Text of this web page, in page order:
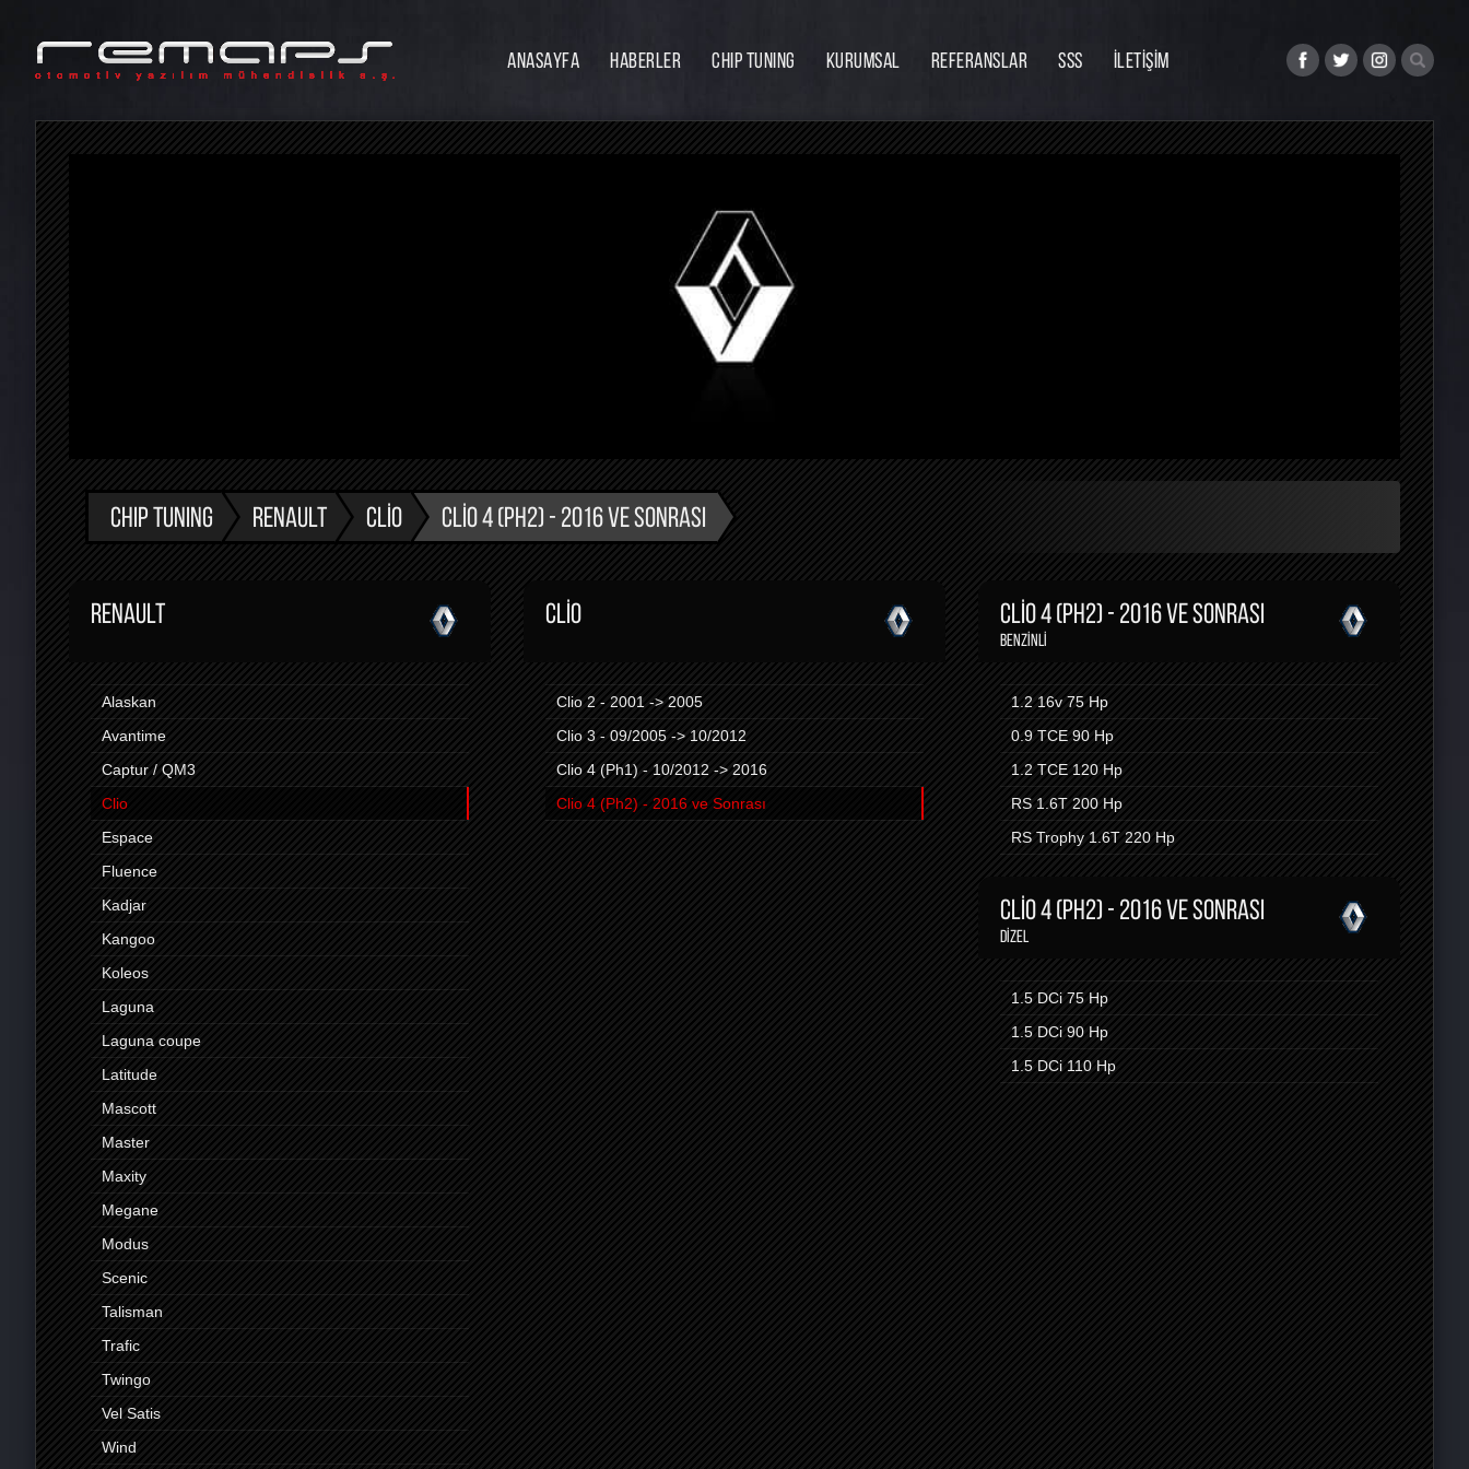
ANASAYFA HABERLER CHIP TUNING KURUMSAL REFERANSLAR SSS İLETİŞİM
CHIP TUNING RENAULT CLIO CLIO 4 (PH2) - 2016 VE SONRASI
RENAULT
Alaskan
Avantime
Captur / QM3
Clio
Espace
Fluence
Kadjar
Kangoo
Koleos
Laguna
Laguna coupe
Latitude
Mascott
Master
Maxity
Megane
Modus
Scenic
Talisman
Trafic
Twingo
Vel Satis
Wind
CLIO
Clio 2 - 2001 -> 2005
Clio 3 - 09/2005 -> 10/2012
Clio 4 (Ph1) - 10/2012 -> 2016
Clio 4 (Ph2) - 2016 ve Sonrası
CLIO 4 (PH2) - 2016 VE SONRASI
BENZINLI
1.2 16v 75 Hp
0.9 TCE 90 Hp
1.2 TCE 120 Hp
RS 1.6T 200 Hp
RS Trophy 1.6T 220 Hp
CLIO 4 (PH2) - 2016 VE SONRASI
DIZEL
1.5 DCi 75 Hp
1.5 DCi 90 Hp
1.5 DCi 110 Hp